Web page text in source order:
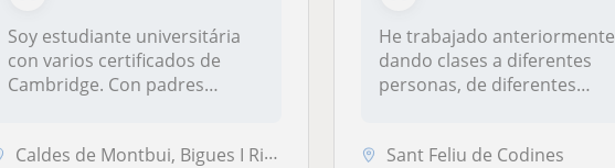
Soy estudiante universitária
con varios certificados de
Cambridge. Con padres
Caldes de Montbui, Bigues I Riells, Sant Feliu de Codines, Santa Eulàl...
He trabajado anteriormente
dando clases a diferentes
personas, de diferentes
Sant Feliu de Codines